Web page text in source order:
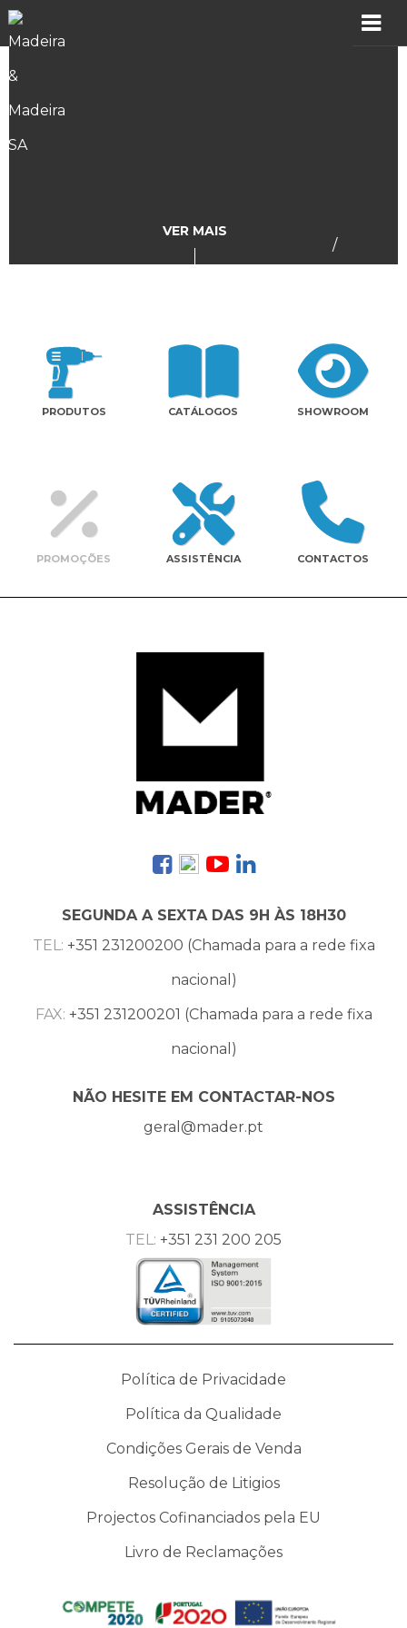
Assistência
Contactos
/
VER MAIS
PRODUTOS CATÁLOGOS SHOWROOM
PROMOÇÕES ASSISTÊNCIA CONTACTOS
SEGUNDA A SEXTA DAS 9H ÀS 18H30
TEL: +351 231200200 (Chamada para a rede fixa
nacional)
FAX: +351 231200201 (Chamada para a rede fixa
nacional)
NÃO HESITE EM CONTACTAR-NOS
geral@mader.pt
ASSISTÊNCIA
TEL: +351 231 200 205
Política de Privacidade
Política da Qualidade
Condições Gerais de Venda
Resolução de Litigios
Projectos Cofinanciados pela EU
Livro de Reclamações